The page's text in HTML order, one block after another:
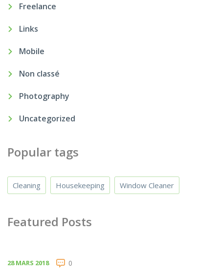
Freelance
Links
Mobile
Non classé
Photography
Uncategorized
Popular tags
Cleaning Housekeeping Window Cleaner
Featured Posts
28 MARS 2018 0